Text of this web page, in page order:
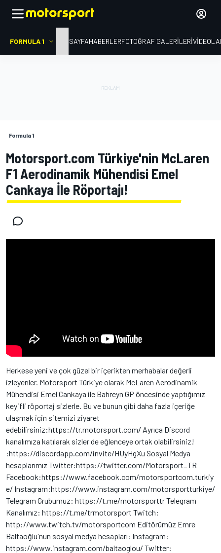
FORMULA 1 ANA SAYFAHABERLERFOTOĞRAF GALERILERI
Formula 1
Motorsport.com Türkiye'nin McLaren
F1 Aerodinamik Mühendisi Emel
Cankaya İle Röportajı!
Herkese yeni ve çok güzel bir içerikten merhabalar değerli
izleyenler. Motorsport Türkiye olarak McLaren Aerodinamik
Mühendisi Emel Cankaya ile Bahreyn GP öncesinde yaptığımız
keyifli röportaj sizlerle. Bu ve bunun gibi daha fazla içeriğe
ulaşmak için sitemizi ziyaret
edebilirsiniz:https://tr.motorsport.com/ Ayrıca Discord
kanalımıza katılarak sizler de eğlenceye ortak olabilirsiniz!
:https://discordapp.com/invite/HUyHgXu Sosyal Medya
hesaplarımız Twitter:https://twitter.com/Motorsport_TR
Facebook:https://www.facebook.com/motorsportcom.turkiy
e/ Instagram:https://www.instagram.com/motorsportturkiye/
Telegram Grubumuz: https://t.me/motorsporttr Telegram
Kanalımız: https://t.me/trmotorsport Twitch:
http://www.twitch.tv/motorsportcom Editörümüz Emre
Baltaoğlu'nun sosyal medya hesapları: Instagram:
https://www.instagram.com/baltaoglou/ Twitter: